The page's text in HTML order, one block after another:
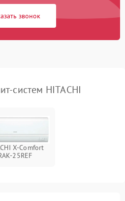
звонок
систем HITACHI
X-Comfort
25REF